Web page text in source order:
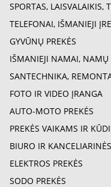
SPORTAS, LAISVALAIKIS,
TELEFONAI, IŠMANIEJI
GYVŪNŲ PREKĖS
IŠMANIEJI NAMAI, NAMŲ
SANTECHNIKA,
FOTO IR VIDEO ĮRANGA
AUTO-MOTO PREKĖS
PREKĖS VAIKAMS IR
BIURO IR
ELEKTROS PREKĖS
SODO PREKĖS